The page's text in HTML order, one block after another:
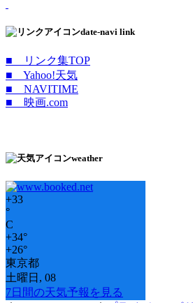
date-navi link
■ リンク集TOP
■ Yahoo!天気
■ NAVITIME
■ 映画.com
weather
+33
°
C
+34°
+26°
東京都
土曜日, 08
7日間の天気予報を見る